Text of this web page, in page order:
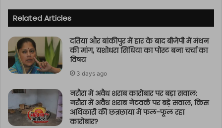
Related Articles
दतिया और बांकीपुर में हार के बाद बीजेपी में मंथन
की मांग, यशोधरा सिंधिया का पोस्ट बना चर्चा का
विषय
3 days ago
नरौरा में अवैध शराब कारोबार पर बड़ा सवाल:
नरौरा में अवैध शराब नेटवर्क पर बड़े सवाल, किस
अधिकारी की छत्रछाया में फल-फूल रहा
कारोबार?